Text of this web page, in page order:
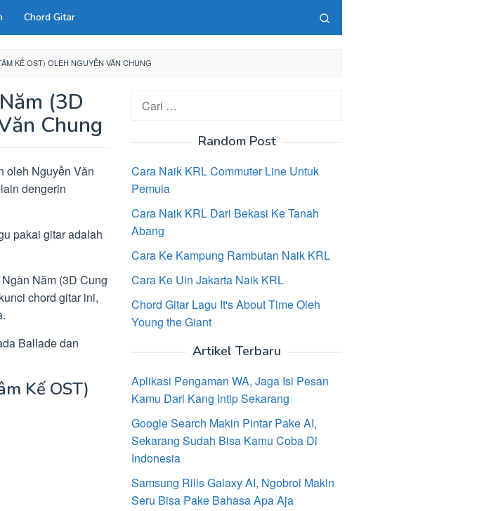
Chord Gitar
KẾ OST) OLEH NGUYỄN VĂN CHUNG
(3D
Chung
oleh Nguyễn Văn
dengerin
pakai gitar adalah
Năm (3D Cung
chord gitar ini,
Ballade dan
Kế OST)
Cari
Random Post
Cara Naik KRL Commuter Line Untuk
Pemula
Cara Naik KRL Dari Bekasi Ke Tanah
Abang
Cara Ke Kampung Rambutan Naik KRL
Cara Ke Uin Jakarta Naik KRL
Chord Gitar Lagu It's About Time Oleh
Young the Giant
Artikel Terbaru
Aplikasi Pengaman WA, Jaga Isi Pesan
Kamu Dari Kang Intip Sekarang
Google Search Makin Pintar Pake AI,
Sekarang Sudah Bisa Kamu Coba Di
Indonesia
Samsung Rilis Galaxy AI, Ngobrol Makin
Seru Bisa Pake Bahasa Apa Aja